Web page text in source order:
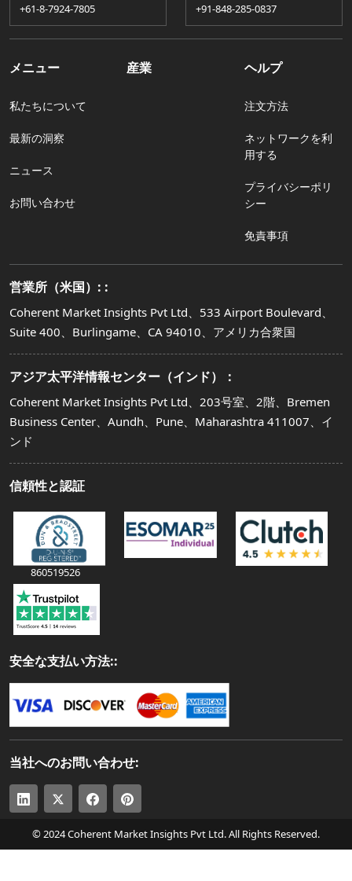
+61-8-7924​​-7805
+91-848-285-0837
メニュー
私たちについて
最新の洞察
ニュース
お問い合わせ
産業 ヘルプ
注文方法
ネットワークを利
用する
プライバシーポリ
シー
免責事項
営業所（米国）: :
Coherent Market Insights Pvt Ltd、533 Airport Boulevard、
Suite 400、Burlingame、CA 94010、アメリカ合衆国
アジア太平洋情報センター（インド）：
Coherent Market Insights Pvt Ltd、203号室、2階、Bremen
Business Center、Aundh、Pune、Maharashtra 411007、イ
ンド
信頼性と認証
860519526
安全な支払い方法::
当社へのお問い合わせ:
© 2024 Coherent Market Insights Pvt Ltd. All Rights Reserved.